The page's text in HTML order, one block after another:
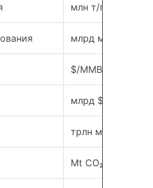
млн т/год;
млрд м³; %
$/MMBtu: Henry
млрд $;
трлн м³; годы
Mt CO₂; kt CH₄;